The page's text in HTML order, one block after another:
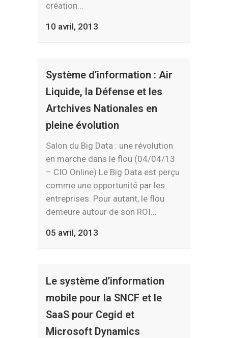
création...
10 avril, 2013
Système d’information : Air
Liquide, la Défense et les
Artchives Nationales en
pleine évolution
Salon du Big Data : une révolution
en marche dans le flou (04/04/13
– CIO Online) Le Big Data est perçu
comme une opportunité par les
entreprises. Pour autant, le flou
demeure autour de son ROI...
05 avril, 2013
Le système d’information
mobile pour la SNCF et le
SaaS pour Cegid et
Microsoft Dynamics